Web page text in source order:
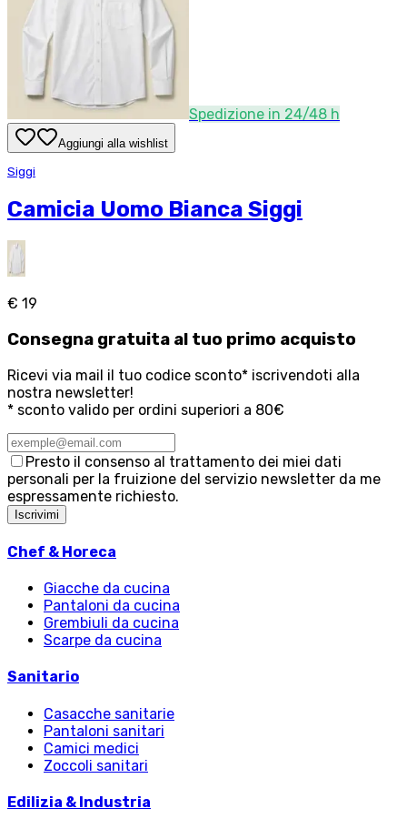
Spedizione in 24/48 h
Aggiungi alla wishlist
Siggi
Camicia Uomo Bianca Siggi
€ 19
Consegna gratuita al tuo primo acquisto
Ricevi via mail il tuo codice sconto* iscrivendoti alla
nostra newsletter!
* sconto valido per ordini superiori a 80€
Presto il consenso al trattamento dei miei dati
personali per la fruizione del servizio newsletter da me
espressamente richiesto.
Iscrivimi
Chef & Horeca
Giacche da cucina
Pantaloni da cucina
Grembiuli da cucina
Scarpe da cucina
Sanitario
Casacche sanitarie
Pantaloni sanitari
Camici medici
Zoccoli sanitari
Edilizia & Industria